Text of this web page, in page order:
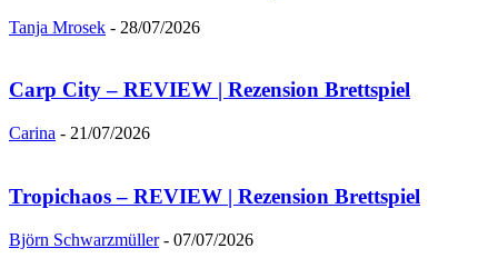
Tanja Mrosek - 28/07/2026
Carp City – REVIEW | Rezension Brettspiel
Carina - 21/07/2026
Tropichaos – REVIEW | Rezension Brettspiel
Björn Schwarzmüller - 07/07/2026